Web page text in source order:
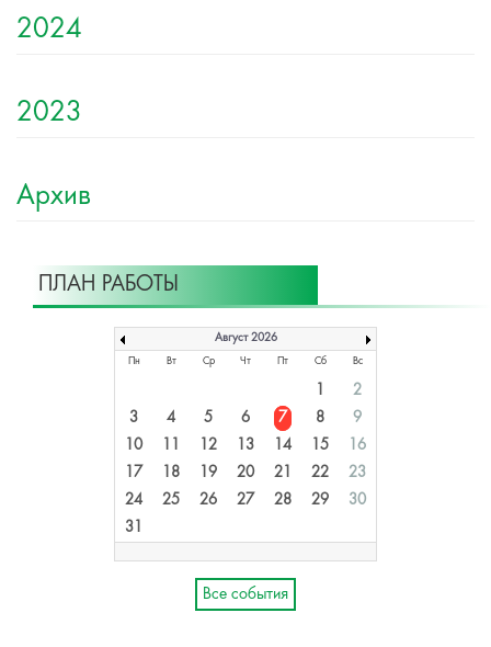
2024
2023
Архив
ПЛАН РАБОТЫ
Август 2026
Пн Вт Ср Чт Пт Сб Вс
1
2
3
4 5 6 7 8
9
10
11 12 13 14 15
16
17
18 19 20 21 22
23
24
25 26 27 28 29
30
31
Все события